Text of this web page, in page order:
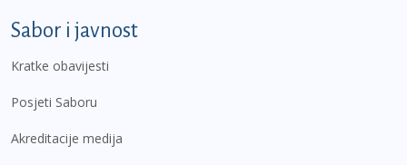
Sabor i javnost
Kratke obavijesti
Posjeti Saboru
Akreditacije medija